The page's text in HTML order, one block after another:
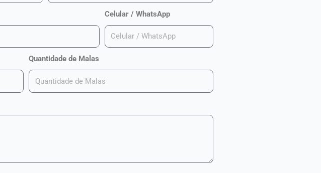
Celular / WhatsApp
Quantidade de Malas